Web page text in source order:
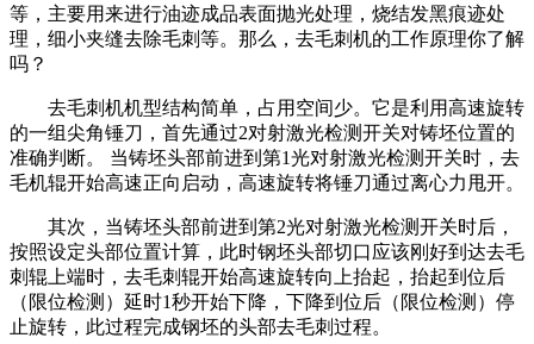
等，主要用来进行油迹成品表面抛光处理，烧结发黑痕迹处
理，细小夹缝去除毛刺等。那么，去毛刺机的工作原理你了解
吗？
去毛刺机机型结构简单，占用空间少。它是利用高速旋转
的一组尖角锤刀，首先通过2对射激光检测开关对铸坯位置的
准确判断。 当铸坯头部前进到第1光对射激光检测开关时，去
毛机辊开始高速正向启动，高速旋转将锤刀通过离心力甩开。
其次，当铸坯头部前进到第2光对射激光检测开关时后，
按照设定头部位置计算，此时钢坯头部切口应该刚好到达去毛
刺辊上端时，去毛刺辊开始高速旋转向上抬起，抬起到位后
（限位检测）延时1秒开始下降，下降到位后（限位检测）停
止旋转，此过程完成钢坯的头部去毛刺过程。